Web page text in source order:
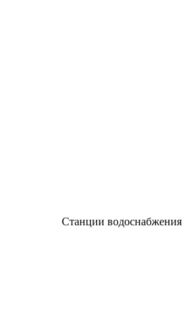
Станции водоснабжения